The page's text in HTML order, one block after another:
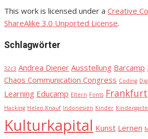
This work is licensed under a Creative
ShareAlike 3.0 Unported License.
Schlagwörter
32c3 Andrea Diener Ausstellung Barcamp
Chaos Communication Congress Coding
Learning Educamp Eltern Fonts Frankfurt
Hacking Helen Knauf Indonesien Kinder
Kulturkapital Kunst Lernen